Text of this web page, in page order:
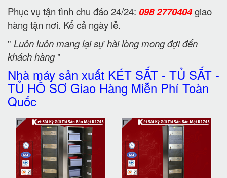
Phục vụ tận tình chu đáo 24/24: 098 2770404giao
hàng tận nơi. Kể cả ngày lễ.
" Luôn luôn mang lại sự hài lòng mong đợi đến
khách hàng"
Nhà máy sản xuất KÉT SẮT - TỦ SẮT -
TỦ HỒ SƠ Giao Hàng Miễn Phí Toàn
Quốc